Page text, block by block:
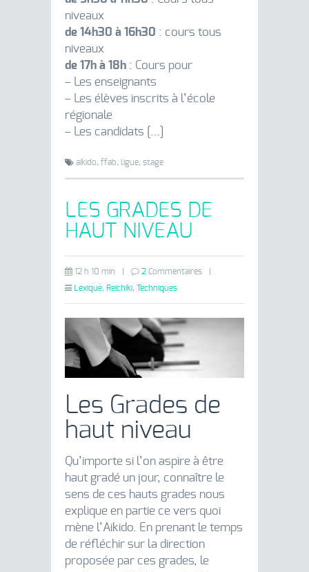
niveaux
de 14h30 à 16h30 : cours tous
niveaux
de 17h à 18h : Cours pour
– Les enseignants
– Les élèves inscrits à l’école
régionale
– Les candidats […]
aikido, ffab, ligue, stage
LES GRADES DE
HAUT NIVEAU
12 h 10 min 2 Commentaires
Lexique, Reichiki, Techniques
Les Grades de
haut niveau
Qu’importe si l’on aspire à être
haut gradé un jour, connaître le
sens de ces hauts grades nous
explique en partie ce vers quoi
mène l’Aikido. En prenant le temps
de réfléchir sur la direction
proposée par ces grades, le